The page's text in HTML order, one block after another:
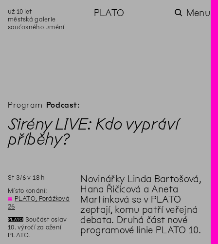
už 10 let
městská galerie
současného umění
PLATO Menu
Program Podcast:
Sirény LIVE: Kdo vypráví
příběhy?
St 3/6 v 18 h
Místo konání:
◊ PLATO, Porážková
26
📛 Součást oslav
10. výročí založení
PLATO.
Novinářky Linda Bartošová,
Hana Řičicová a Aneta
Martínková se v PLATO
zeptají, komu patří veřejná
debata. Druhá část nové
programové linie PLATO 10.